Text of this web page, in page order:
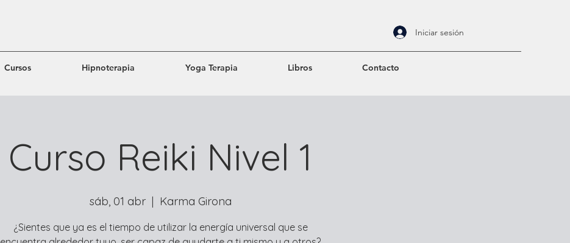
Iniciar sesión
Cursos Hipnoterapia Yoga Terapia Libros Contacto
Curso Reiki Nivel 1
sáb, 01 abr
  |
Karma Girona
¿Sientes que ya es el tiempo de utilizar la energía universal que se